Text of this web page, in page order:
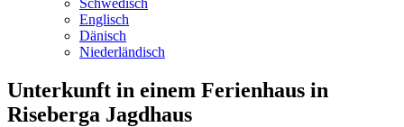
Schwedisch
Englisch
Dänisch
Niederländisch
Unterkunft in einem Ferienhaus in
Riseberga Jagdhaus